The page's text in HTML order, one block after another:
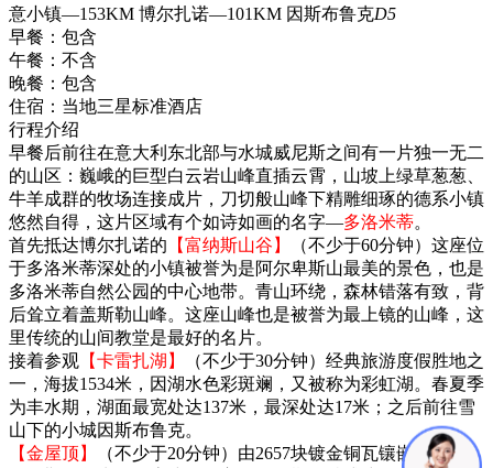
意小镇—153KM 博尔扎诺—101KM 因斯布鲁克D5
早餐： 包含
午餐： 不含
晚餐： 包含
住宿： 当地三星标准酒店
行程介绍
早餐后前往在意大利东北部与水城威尼斯之间有一片独一无二
的山区：巍峨的巨型白云岩山峰直插云霄，山坡上绿草葱葱、
牛羊成群的牧场连接成片，刀切般山峰下精雕细琢的德系小镇
悠然自得，这片区域有个如诗如画的名字—多洛米蒂。
首先抵达博尔扎诺的 【富纳斯山谷】
（不少于60分钟）这座位
于多洛米蒂深处的小镇被誉为是阿尔卑斯山最美的景色，也是
多洛米蒂自然公园的中心地带。青山环绕，森林错落有致，背
后耸立着盖斯勒山峰。这座山峰也是被誉为最上镜的山峰，这
里传统的山间教堂是最好的名片。
接着参观 【卡雷扎湖】
（不少于30分钟）经典旅游度假胜地之
一，海拔1534米，因湖水色彩斑斓，又被称为彩虹湖。春夏季
为丰水期，湖面最宽处达137米，最深处达17米；之后前往雪
山下的小城因斯布鲁克。
【金屋顶】
（不少于20分钟）由2657块镀金铜瓦镶嵌而成的，